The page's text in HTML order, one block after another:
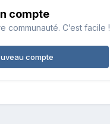
compte
communauté. C’est facile !
compte